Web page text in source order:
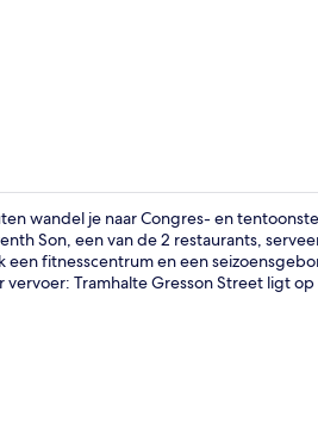
wandel je naar Congres- en
Son, een van de 2 restaurants,
fitnesscentrum en een
Tramhalte Gresson Street ligt